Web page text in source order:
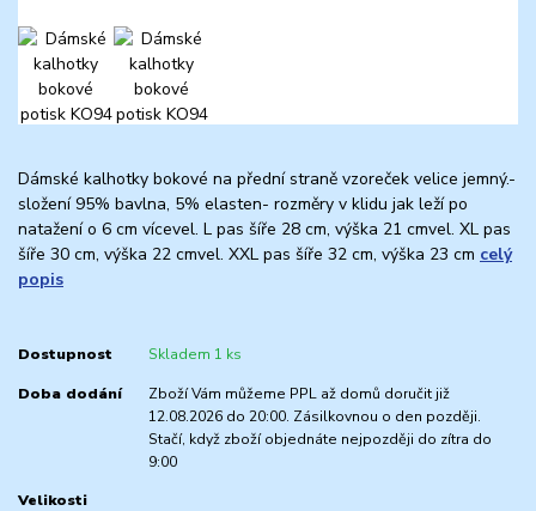
Dámské kalhotky bokové na přední straně vzoreček velice jemný.-
složení 95% bavlna, 5% elasten- rozměry v klidu jak leží po
natažení o 6 cm vícevel. L pas šíře 28 cm, výška 21 cmvel. XL pas
šíře 30 cm, výška 22 cmvel. XXL pas šíře 32 cm, výška 23 cm celý
popis
Dostupnost Skladem 1 ks
Doba dodání
Zboží Vám můžeme PPL až domů doručit již
12.08.2026 do 20:00. Zásilkovnou o den později.
Stačí, když zboží objednáte nejpozději do zítra do
9:00
Velikosti